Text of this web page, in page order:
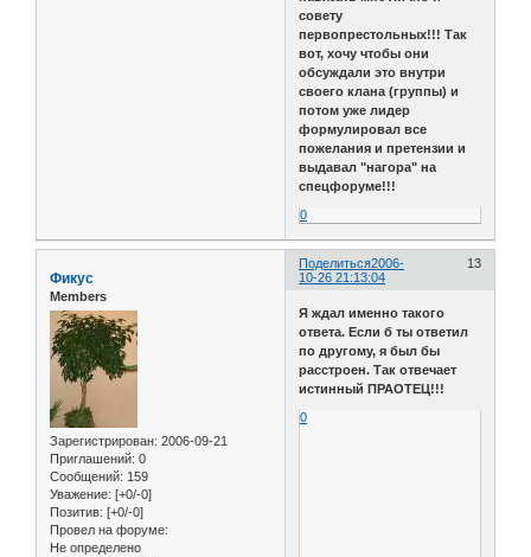
совету
первопрестольных!!! Так
вот, хочу чтобы они
обсуждали это внутри
своего клана (группы) и
потом уже лидер
формулировал все
пожелания и претензии и
выдавал "нагора" на
спецфоруме!!!
0
Поделиться 13
2006-
10-26 21:13:04
Фикус
Members
Зарегистрирован: 2006-09-21
Приглашений: 0
Сообщений: 159
Уважение: [+0/-0]
Позитив: [+0/-0]
Провел на форуме:
Не определено
Я ждал именно такого
ответа. Если б ты ответил
по другому, я был бы
расстроен. Так отвечает
истинный ПРАОТЕЦ!!!
0